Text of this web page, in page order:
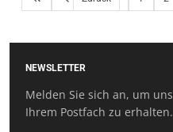
NEWSLETTER
Melden Sie sich an, um
Ihrem Postfach zu erhalten.